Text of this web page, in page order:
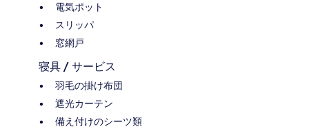
電気ポット
スリッパ
窓網戸
寝具 / サービス
羽毛の掛け布団
遮光カーテン
備え付けのシーツ類